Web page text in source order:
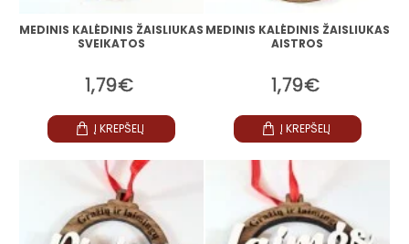
MEDINIS KALĖDINIS ŽAISLIUKAS
SVEIKATOS
1,79€
Į KREPŠELĮ
MEDINIS KALĖDINIS ŽAISLIUKAS
AISTROS
1,79€
Į KREPŠELĮ